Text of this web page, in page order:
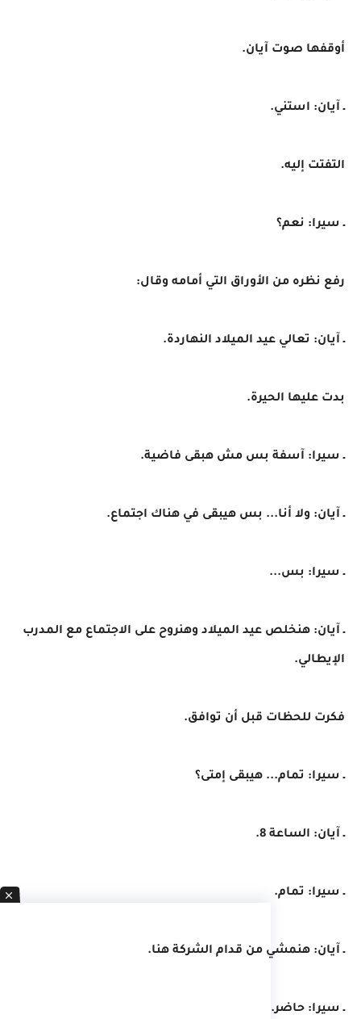
أوقفها صوت آيان.
ـ آيان: استني.
التفتت إليه.
ـ سيرا: نعم؟
رفع نظره من الأوراق التي أمامه وقال:
ـ آيان: تعالي عيد الميلاد النهاردة.
بدت عليها الحيرة.
ـ سيرا: آسفة بس مش هبقى فاضية.
ـ آيان: ولا أنا... بس هيبقى في هناك اجتماع.
ـ سيرا: بس...
ـ آيان: هنخلص عيد الميلاد وهنروح على الاجتماع مع المدرب
الإيطالي.
فكرت للحظات قبل أن توافق.
ـ سيرا: تمام... هيبقى إمتى؟
ـ آيان: الساعة 8.
ـ سيرا: تمام.
ـ آيان: هنمشي من قدام الشركة هنا.
ـ سيرا: حاضر.